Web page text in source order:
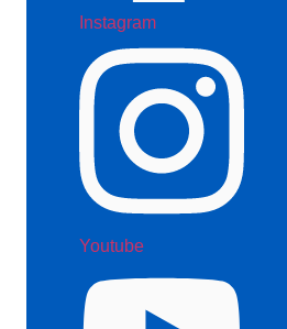
Instagram
Youtube